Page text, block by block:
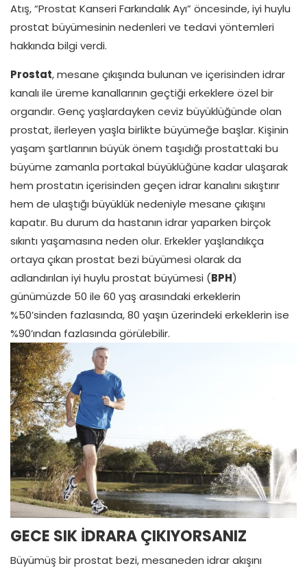
Atış, “Prostat Kanseri Farkındalık Ayı” öncesinde, iyi huylu
prostat büyümesinin nedenleri ve tedavi yöntemleri
hakkında bilgi verdi.
Prostat, mesane çıkışında bulunan ve içerisinden idrar
kanalı ile üreme kanallarının geçtiği erkeklere özel bir
organdır. Genç yaşlardayken ceviz büyüklüğünde olan
prostat, ilerleyen yaşla birlikte büyümeğe başlar. Kişinin
yaşam şartlarının büyük önem taşıdığı prostattaki bu
büyüme zamanla portakal büyüklüğüne kadar ulaşarak
hem prostatın içerisinden geçen idrar kanalını sıkıştırır
hem de ulaştığı büyüklük nedeniyle mesane çıkışını
kapatır. Bu durum da hastanın idrar yaparken birçok
sıkıntı yaşamasına neden olur. Erkekler yaşlandıkça
ortaya çıkan prostat bezi büyümesi olarak da
adlandırılan iyi huylu prostat büyümesi (BPH)
günümüzde 50 ile 60 yaş arasındaki erkeklerin
%50’sinden fazlasında, 80 yaşın üzerindeki erkeklerin ise
%90’ından fazlasında görülebilir.
GECE SIK İDRARA ÇIKIYORSANIZ
Büyümüş bir prostat bezi, mesaneden idrar akışını